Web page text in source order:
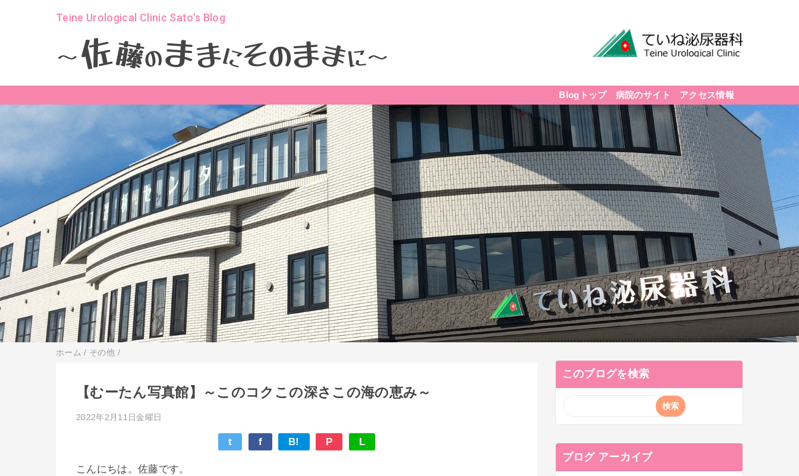
Teine Urological Clinic Sato’s Blog
～佐藤のままにそのままに～
Blogトップ 病院のサイト アクセス情報
ホーム / その他 /
【むーたん写真館】～このコクこの深さこの海の恵み～
2022年2月11日金曜日
t f B! P L
こんにちは。佐藤です。
このブログを検索
ブログ アーカイブ